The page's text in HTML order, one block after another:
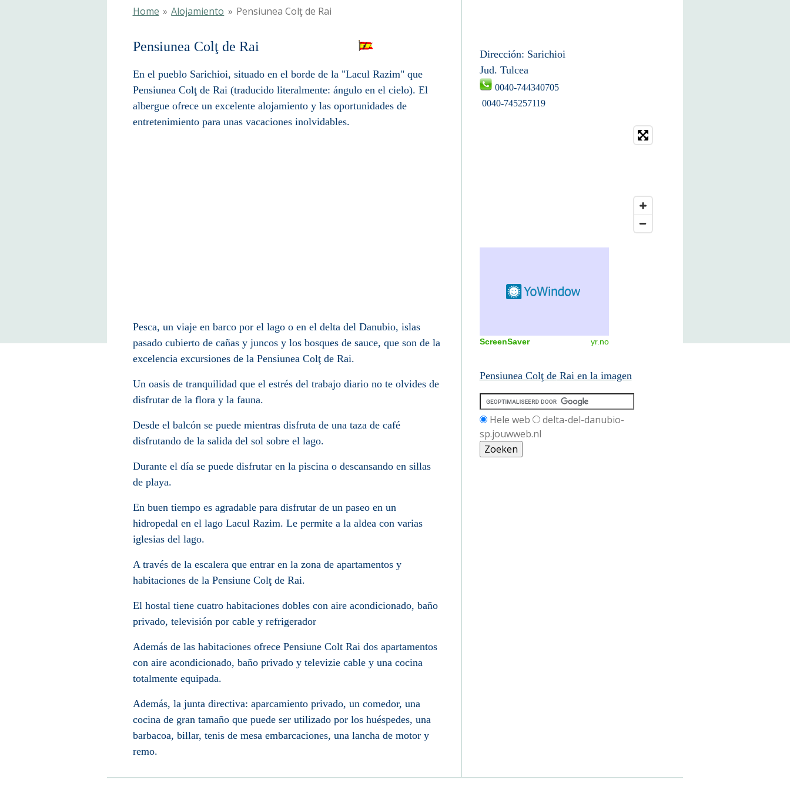
Home » Alojamiento » Pensiunea Colţ de Rai
Pensiunea Colţ de Rai
En el pueblo Sarichioi, situado en el borde de la "Lacul Razim" que
Pensiunea Colţ deRai (traducido literalmente: ángulo en el cielo). El
albergue ofrece un excelente alojamiento y las oportunidades de
entretenimiento para unas vacaciones inolvidables.
Pesca, un viaje en barco por el lago o en el delta del Danubio, islas
pasado cubierto de cañas y juncos y los bosques de sauce, que son de la
excelencia excursiones de la Pensiunea Colţde Rai.
Un oasis de tranquilidad que el estrés del trabajo diario no te olvides de
disfrutar de la flora y la fauna.
Desde el balcón se puede mientras disfruta de una taza de café
disfrutando de la salida del sol sobre el lago.
Durante el día se puede disfrutar en la piscina o descansando en sillas
de playa.
En buen tiempo es agradable para disfrutar de un paseo en un
hidropedal en el lago Lacul Razim. Le permite a la aldea con varias
iglesias del lago.
A través de la escalera que entrar en la zona de apartamentos y
habitaciones de la Pensiune Colţ de Rai.
El hostal tiene cuatro habitaciones dobles con aire acondicionado, baño
privado, televisión por cable y refrigerador
Además de las habitaciones ofrece Pensiune Colt Rai dos apartamentos
con aire acondicionado, baño privado y televizie cable y una cocina
totalmente equipada.
Además, la junta directiva: aparcamiento privado, un comedor, una
cocina de gran tamaño que puede ser utilizado por los huéspedes, una
barbacoa, billar, tenis de mesa embarcaciones, una lancha de motor y
remo.
Dirección: Sarichioi
Jud. Tulcea
0040-744340705
0040-745257119
ScreenSaver yr.no
Pensiunea Colţ deRai en la imagen
Hele web
delta-del-danubio-
sp.jouwweb.nl